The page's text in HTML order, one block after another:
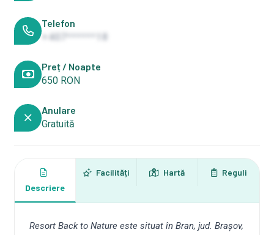
Telefon
+407******18
Preț / Noapte
650 RON
Anulare
Gratuită
Descriere
Facilități Hartă Reguli
Resort Back to Nature este situat în Bran, jud. Brașov,